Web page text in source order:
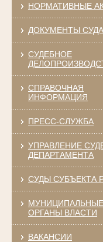
НОРМАТИВНЫЕ
ДОКУМЕНТЫ СУДА
СУДЕБНОЕ
СПРАВОЧНАЯ
ИНФОРМАЦИЯ
ПРЕСС-СЛУЖБА
УПРАВЛЕНИЕ
ДЕПАРТАМЕНТА
СУДЫ СУБЪЕКТА
МУНИЦИПАЛЬНЫЕ
ОРГАНЫ ВЛАСТИ
ВАКАНСИИ